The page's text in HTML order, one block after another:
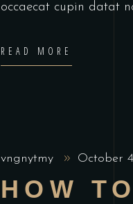
occaecat cupin datat
READ MORE
vngnytmy October
HOW